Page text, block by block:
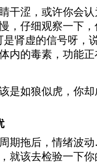
涩，或许你会认
，仔细观察一下
是肾虚的信号呀，
内的毒素，功能
如狼似虎，你却
拖后，情绪波
就该去检验一下